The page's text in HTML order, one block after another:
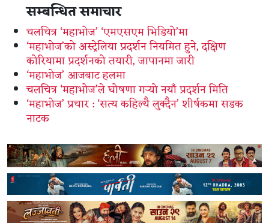
सम्बन्धित समाचार
चलचित्र ‘महाभोज’ ‘एमएसएम भिडियो’मा
‘महाभोज’को अस्ट्रेलिया प्रदर्शन नियमित हुने, दक्षिण
कोरियामा प्रदर्शनको तयारी, जापानमा जारी
‘महाभोज’ आजबाट हलमा
चलचित्र ‘महाभोज’ले घोषणा गर्‍यो नयाँ प्रदर्शन मिति
‘महाभोज’ प्रचार : ‘सत्य कहिल्यै लुक्दैन’ शीर्षकमा सडक
नाटक